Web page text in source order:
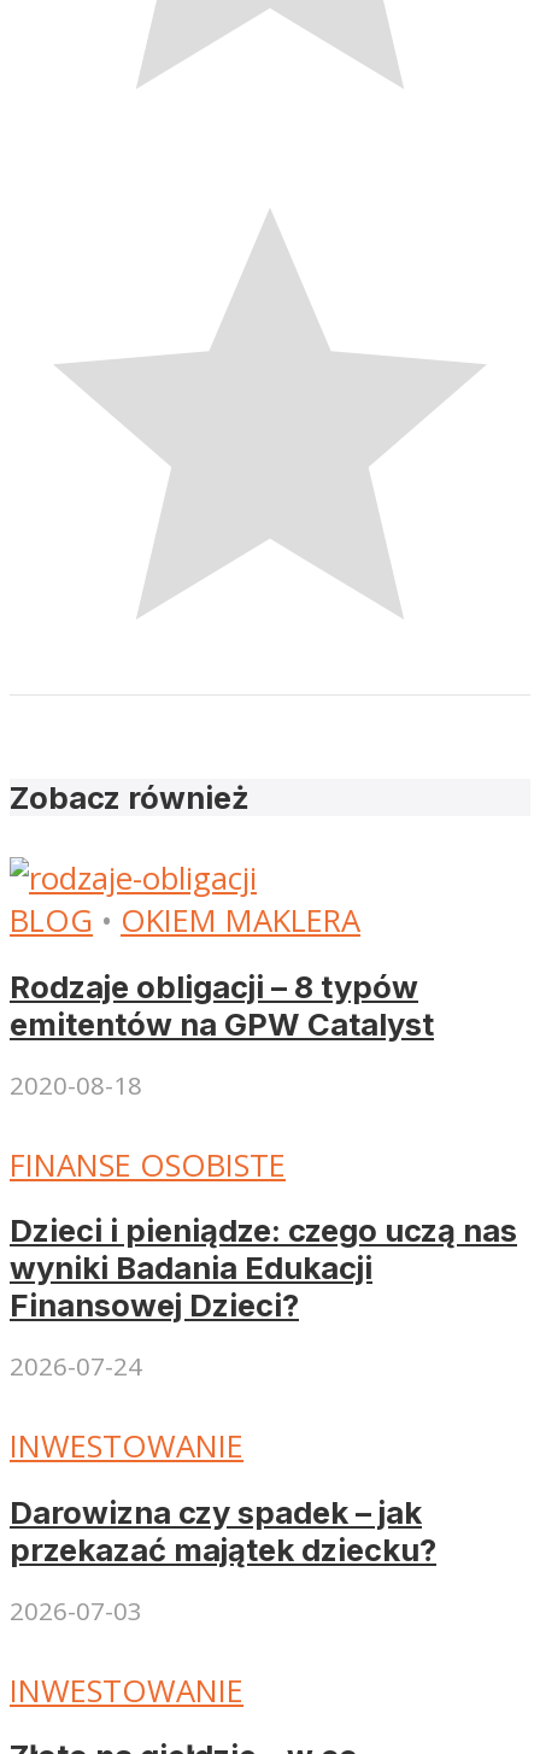
Zobacz również
BLOG • OKIEM MAKLERA
Rodzaje obligacji – 8 typów
emitentów na GPW Catalyst
2020-08-18
FINANSE OSOBISTE
Dzieci i pieniądze: czego uczą nas
wyniki Badania Edukacji
Finansowej Dzieci?
2026-07-24
INWESTOWANIE
Darowizna czy spadek – jak
przekazać majątek dziecku?
2026-07-03
INWESTOWANIE